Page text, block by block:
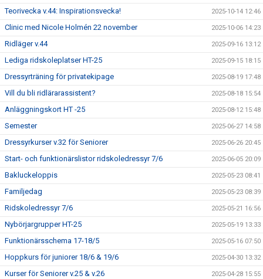
Teorivecka v.44: Inspirationsvecka! 2025-10-14 12:46
Clinic med Nicole Holmén 22 november 2025-10-06 14:23
Ridläger v.44 2025-09-16 13:12
Lediga ridskoleplatser HT-25 2025-09-15 18:15
Dressyrträning för privatekipage 2025-08-19 17:48
Vill du bli ridlärarassistent? 2025-08-18 15:54
Anläggningskort HT -25 2025-08-12 15:48
Semester 2025-06-27 14:58
Dressyrkurser v.32 för Seniorer 2025-06-26 20:45
Start- och funktionärslistor ridskoledressyr 7/6 2025-06-05 20:09
Bakluckeloppis 2025-05-23 08:41
Familjedag 2025-05-23 08:39
Ridskoledressyr 7/6 2025-05-21 16:56
Nybörjargrupper HT-25 2025-05-19 13:33
Funktionärsschema 17-18/5 2025-05-16 07:50
Hoppkurs för juniorer 18/6 & 19/6 2025-04-30 13:32
Kurser för Seniorer v.25 & v.26 2025-04-28 15:55